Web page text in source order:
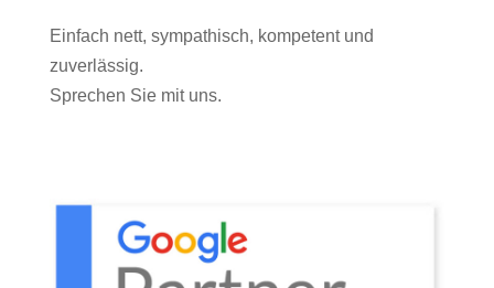
Einfach nett, sympathisch, kompetent und
zuverlässig.
Sprechen Sie mit uns.